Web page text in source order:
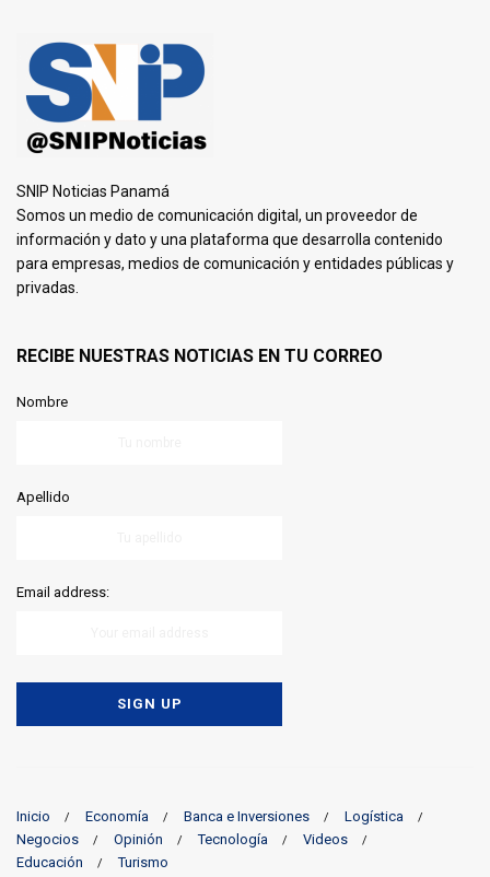
SNIP Noticias Panamá
Somos un medio de comunicación digital, un proveedor de
información y dato y una plataforma que desarrolla contenido
para empresas, medios de comunicación y entidades públicas y
privadas.
RECIBE NUESTRAS NOTICIAS EN TU CORREO
Nombre
Apellido
Email address:
Inicio Economía Banca e Inversiones
Logística
Negocios
Opinión Tecnología
Videos
Educación
Turismo